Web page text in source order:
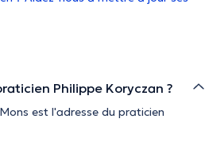
Philippe Koryczan ?
est l'adresse du praticien